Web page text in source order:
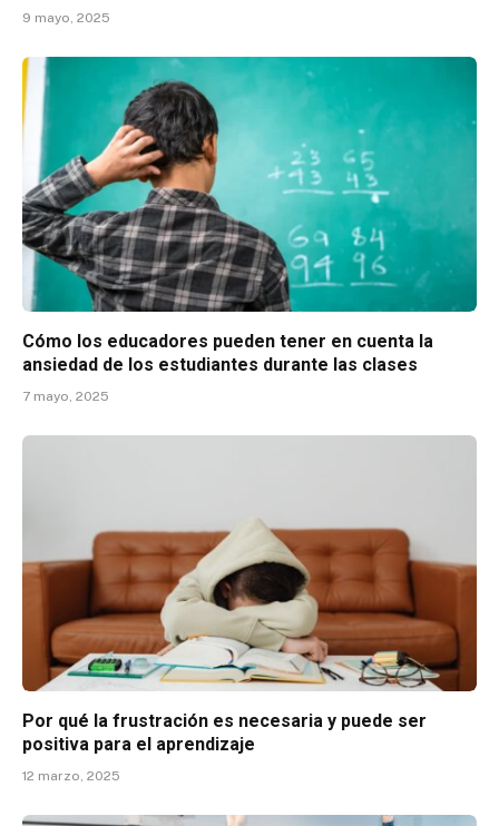
9 mayo, 2025
Cómo los educadores pueden tener en cuenta la
ansiedad de los estudiantes durante las clases
7 mayo, 2025
Por qué la frustración es necesaria y puede ser
positiva para el aprendizaje
12 marzo, 2025